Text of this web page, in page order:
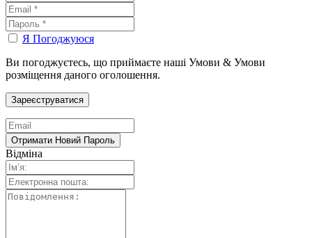
Я Погоджуюся
Ви погоджуєтесь, що приймаєте наші Умови & Умови
розміщення даного оголошення.
Відміна